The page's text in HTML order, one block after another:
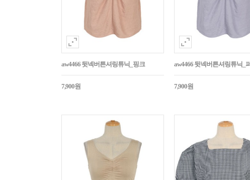
aw4466 뒷넥버튼셔링튜닉_핑크
7,900원
aw4466 뒷넥버튼셔링튜닉_
7,900원